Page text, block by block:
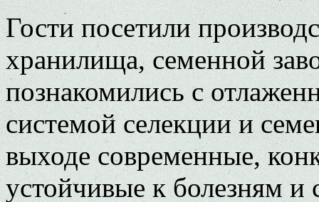
Гости посетили
хранилища, семенной
познакомились с
системой селекции и
выходе современные,
устойчивые к болезням и